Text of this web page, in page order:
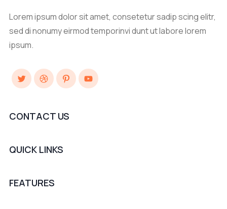
Lorem ipsum dolor sit amet, consetetur sadip scing elitr,
sed di nonumy eirmod temporinvi dunt ut labore lorem
ipsum.
TwitterDribbblePinterestYouTube
CONTACT US
QUICK LINKS
FEATURES